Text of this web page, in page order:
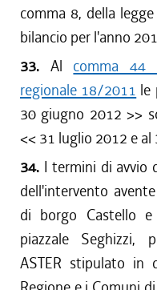
comma 8, della
bilancio per l'anno
33. Al comma 44
regionale 18/2011 le
30 giugno 2012 >>
<< 31 luglio 2012 e
34. I termini di avvio
dell'intervento
di borgo Castello e
piazzale Seghizzi,
ASTER stipulato